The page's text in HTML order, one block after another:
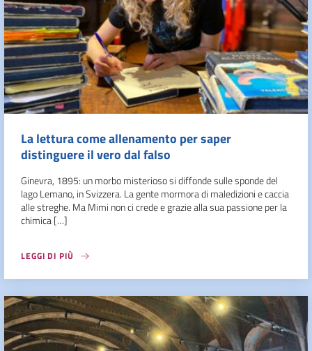
La lettura come allenamento per saper
distinguere il vero dal falso
Ginevra, 1895: un morbo misterioso si diffonde sulle sponde del
lago Lemano, in Svizzera. La gente mormora di maledizioni e caccia
alle streghe. Ma Mimi non ci crede e grazie alla sua passione per la
chimica […]
LEGGI DI PIÙ